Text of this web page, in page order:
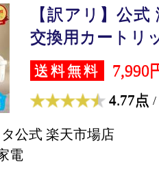
【訳アリ】公
交換用カートリ
送料無料 7,990
4.77点 /
公式 楽天市場店
電